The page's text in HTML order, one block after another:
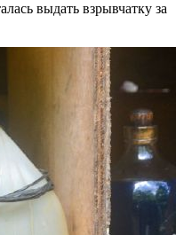
выдать взрывчатку за